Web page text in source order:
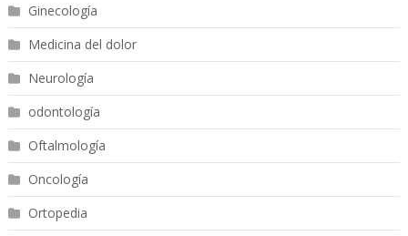
Ginecología
Medicina del dolor
Neurología
odontología
Oftalmología
Oncología
Ortopedia